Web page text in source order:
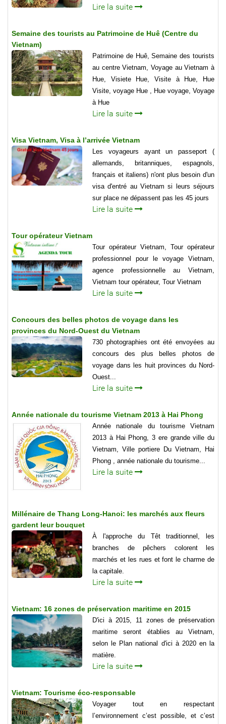
Lire la suite
Semaine des tourists au Patrimoine de Huê (Centre du
Vietnam)
Patrimoine de Huê, Semaine des tourists
au centre Vietnam, Voyage au Vietnam à
Hue, Visiete Hue, Visite à Hue, Hue
Visite, voyage Hue , Hue voyage, Voyage
à Hue
Lire la suite
Visa Vietnam, Visa à l’arrivée Vietnam
Les voyageurs ayant un passeport (
allemands, britanniques, espagnols,
français et italiens) n'ont plus besoin d'un
visa d'entré au Vietnam si leurs séjours
sur place ne dépassent pas les 45 jours
Lire la suite
Tour opérateur Vietnam
Tour opérateur Vietnam, Tour opérateur
professionnel pour le voyage Vietnam,
agence professionnelle au Vietnam,
Vietnam tour opérateur, Tour Vietnam
Lire la suite
Concours des belles photos de voyage dans les
provinces du Nord-Ouest du Vietnam
730 photographies ont été envoyées au
concours des plus belles photos de
voyage dans les huit provinces du Nord-
Ouest...
Lire la suite
Année nationale du tourisme Vietnam 2013 à Hai Phong
Année nationale du tourisme Vietnam
2013 à Hai Phong, 3 ere grande ville du
Vietnam, Ville portiere Du Vietnam, Hai
Phong , année nationale du tourisme...
Lire la suite
Millénaire de Thang Long-Hanoi: les marchés aux fleurs
gardent leur bouquet
À l'approche du Têt traditionnel, les
branches de pêchers colorent les
marchés et les rues et font le charme de
la capitale.
Lire la suite
Vietnam: 16 zones de préservation maritime en 2015
D'ici à 2015, 11 zones de préservation
maritime seront établies au Vietnam,
selon le Plan national d'ici à 2020 en la
matière.
Lire la suite
Vietnam: Tourisme éco-responsable
Voyager tout en respectant
l’environnement c’est possible, et c’est